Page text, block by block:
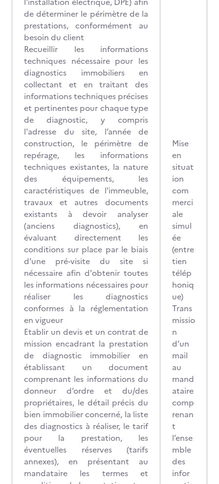
de déterminer le périmètre de la
prestations, conformément au
besoin du client
Recueillir les informations
techniques nécessaire pour les
diagnostics immobiliers en
collectant et en traitant des
informations techniques précises
et pertinentes pour chaque type
de diagnostic, y compris
l'adresse du site, l’année de
construction, le périmètre de
repérage, les informations
techniques existantes, la nature
des équipements, les
caractéristiques de l'immeuble,
travaux et autres documents
existants à devoir analyser
(anciens diagnostics), en
évaluant directement les
conditions sur place par le biais
d'une pré-visite du site si
nécessaire afin d'obtenir toutes
les informations nécessaires pour
réaliser les diagnostics
conformes à la réglementation
en vigueur
Etablir un devis et un contrat de
mission encadrant la prestation
de diagnostic immobilier en
établissant un document
comprenant les informations du
donneur d’ordre et du/des
propriétaires, le détail précis du
bien immobilier concerné, la liste
des diagnostics à réaliser, le tarif
pour la prestation, les
éventuelles réserves (tarifs
annexes), en présentant au
mandataire les termes et
Mise
en
situat
ion
com
merci
ale
simul
ée
(entre
tien
télép
honiq
ue)
Trans
missio
n
d’un
mail
au
mand
ataire
comp
renan
t
l’ense
mble
des
infor